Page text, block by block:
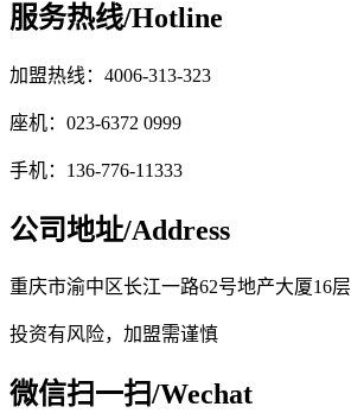
服务热线/Hotline
加盟热线：4006-313-323
座机：023-6372 0999
手机：136-776-11333
公司地址/Address
重庆市渝中区长江一路62号地产大厦16层
投资有风险，加盟需谨慎
微信扫一扫/Wechat